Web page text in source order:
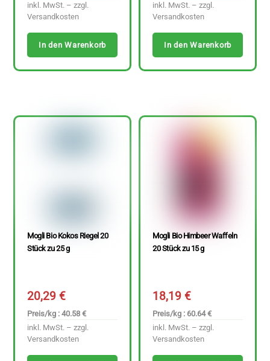
inkl. MwSt. – zzgl.
Versandkosten
In den Warenkorb
inkl. MwSt. – zzgl.
Versandkosten
In den Warenkorb
Mogli Bio Kokos Riegel 20
Stück zu 25 g
20,29€
Preis/kg : 40.58 €
inkl. MwSt. – zzgl.
Versandkosten
Mogli Bio Himbeer Waffeln
20 Stück zu 15 g
18,19€
Preis/kg : 60.64 €
inkl. MwSt. – zzgl.
Versandkosten